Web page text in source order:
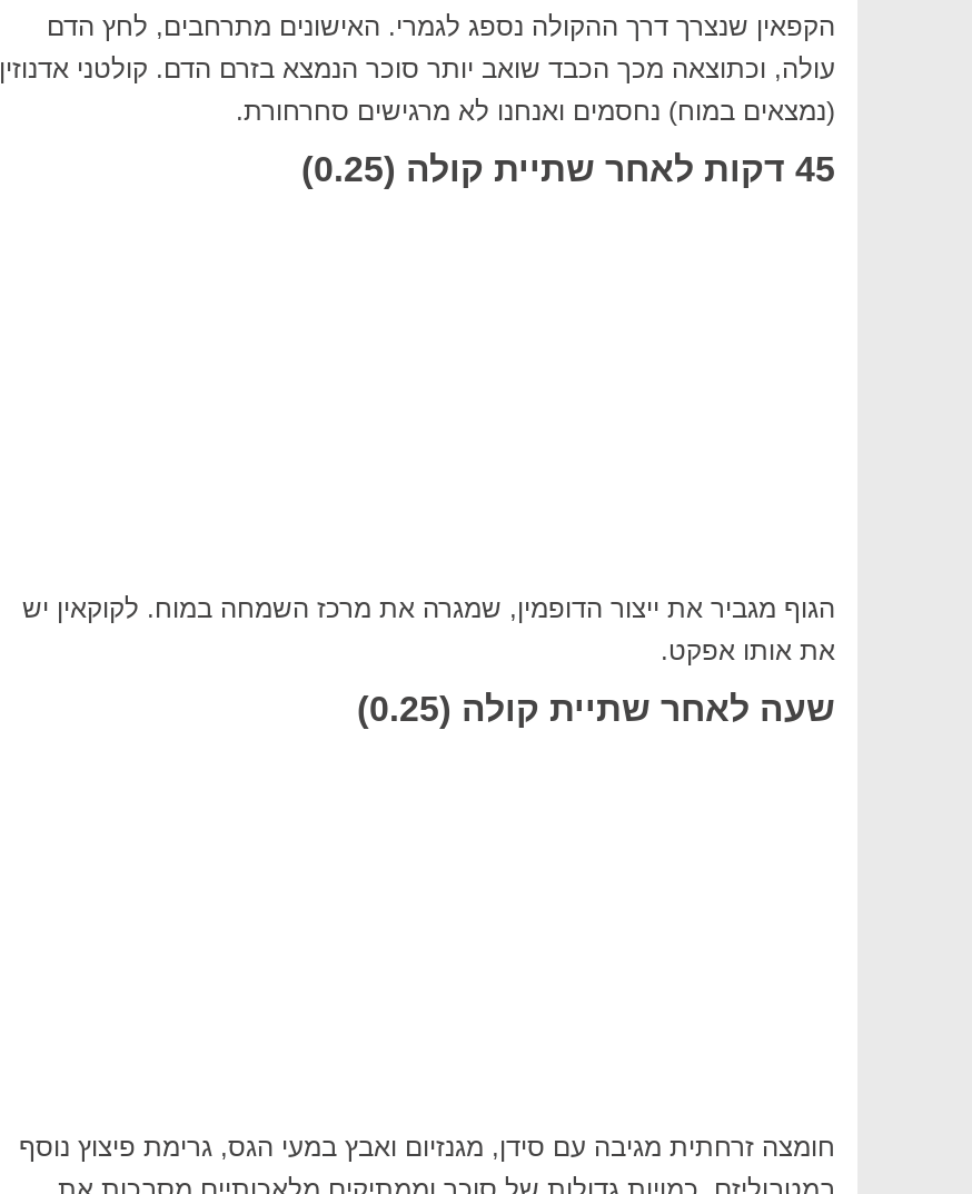
הקפאין שנצרך דרך ההקולה נספג לגמרי. האישונים מתרחבים, לחץ הדם
עולה, וכתוצאה מכך הכבד שואב יותר סוכר הנמצא בזרם הדם. קולטני אדנוזין
(נמצאים במוח) נחסמים ואנחנו לא מרגישים סחרחורת.
45 דקות לאחר שתיית קולה (0.25)
הגוף מגביר את ייצור הדופמין, שמגרה את מרכז השמחה במוח. לקוקאין יש
את אותו אפקט.
שעה לאחר שתיית קולה (0.25)
חומצה זרחתית מגיבה עם סידן, מגנזיום ואבץ במעי הגס, גרימת פיצוץ נוסף